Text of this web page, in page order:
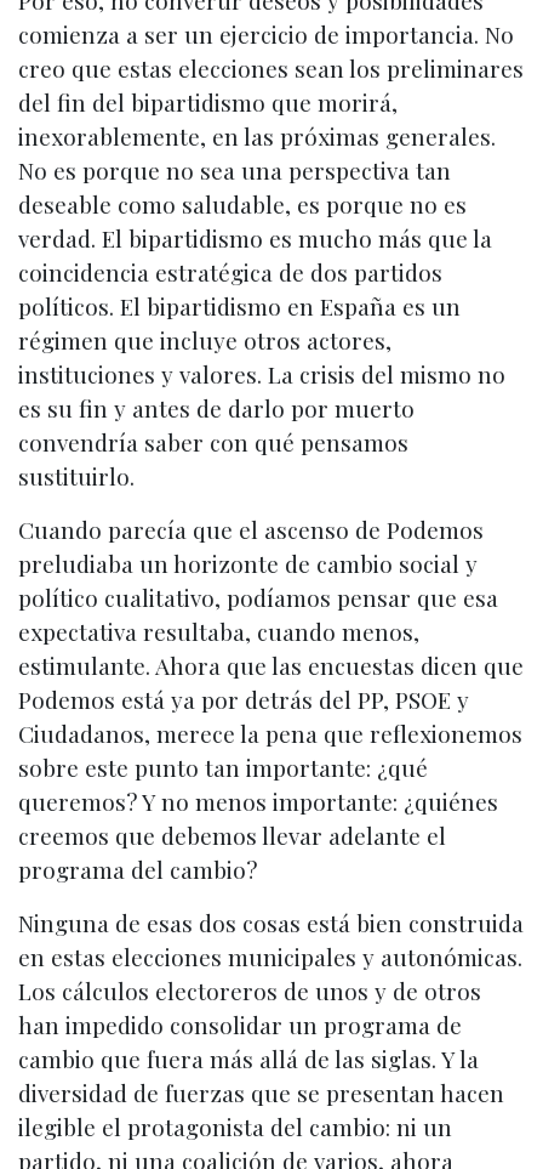
comienza a ser un ejercicio de importancia. No
creo que estas elecciones sean los preliminares
del fin del bipartidismo que morirá,
inexorablemente, en las próximas generales.
No es porque no sea una perspectiva tan
deseable como saludable, es porque no es
verdad. El bipartidismo es mucho más que la
coincidencia estratégica de dos partidos
políticos. El bipartidismo en España es un
régimen que incluye otros actores,
instituciones y valores. La crisis del mismo no
es su fin y antes de darlo por muerto
convendría saber con qué pensamos
sustituirlo.
Cuando parecía que el ascenso de Podemos
preludiaba un horizonte de cambio social y
político cualitativo, podíamos pensar que esa
expectativa resultaba, cuando menos,
estimulante. Ahora que las encuestas dicen que
Podemos está ya por detrás del PP, PSOE y
Ciudadanos, merece la pena que reflexionemos
sobre este punto tan importante: ¿qué
queremos? Y no menos importante: ¿quiénes
creemos que debemos llevar adelante el
programa del cambio?
Ninguna de esas dos cosas está bien construida
en estas elecciones municipales y autonómicas.
Los cálculos electoreros de unos y de otros
han impedido consolidar un programa de
cambio que fuera más allá de las siglas. Y la
diversidad de fuerzas que se presentan hacen
ilegible el protagonista del cambio: ni un
partido, ni una coalición de varios, ahora